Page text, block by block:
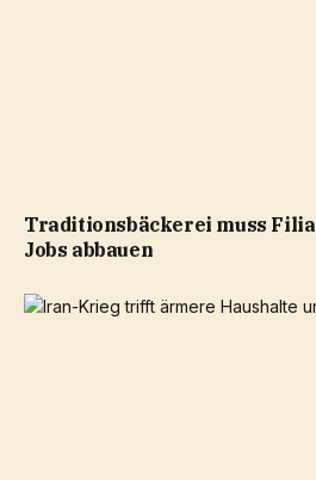
Traditionsbäckerei muss
Jobs abbauen